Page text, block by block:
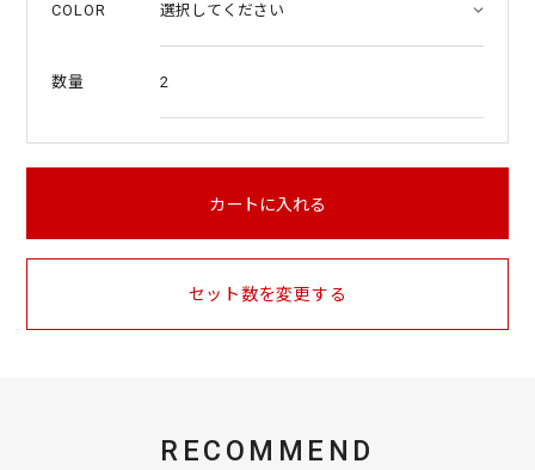
COLOR
数量 2
カートに入れる
セット数を変更する
RECOMMEND